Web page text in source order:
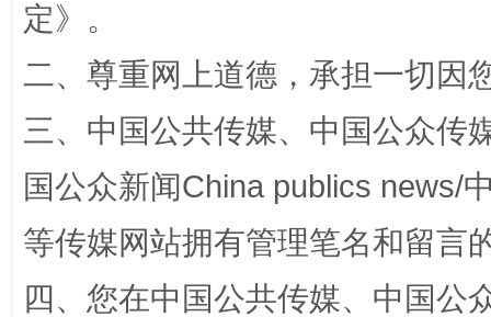
“蜀中异人”王建安的艺术幻境
定》。
二、尊重网上道德，承担一切因
三、中国公共传媒、中国公众传
国公众新闻China publics news/
等传媒网站拥有管理笔名和留言
四、您在中国公共传媒、中国公